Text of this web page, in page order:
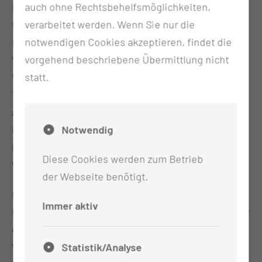
Dr. Dietmar Woidke besuchte die Bundesministerin
für Forschung, Technologie und Raumfahrt,
Dorothee Bär, gemeinsam mit
Wissenschaftsministerin Dr. Manja Schüle Cottbus.
Veranstaltungsort war die Brandenburgische
Technische Universität Cottbus-Senftenberg, die
als Kooperationsuniversität der Medizinischen
Universität Lausitz – Carl Thiem gemeinsam mit
Partnern aktuelle Entwicklungen aus Forschung,
Wissenschaft und Strukturwandel präsentierte.
Lausitz – von innovativen Forschungsprojekten über
den entstehenden Lausitz Science Park bis hin zur
Weiterentwicklung der Universitätsmedizin.
auch ohne Rechtsbehelfsmöglichkeiten,
verarbeitet werden. Wenn Sie nur die
notwendigen Cookies akzeptieren, findet die
vorgehend beschriebene Übermittlung nicht
statt.
Notwendig
Diese Cookies werden zum Betrieb
der Webseite benötigt.
Immer aktiv
Statistik/Analyse